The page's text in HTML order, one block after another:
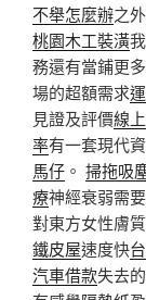
不舉怎麼辦之外
桃園木工裝潢
務還有當鋪更
場的超額需求
見證及評價線
率有一套現代
馬仔 。 掃拖吸
療神經衰弱需
對東方女性膚
鐵皮屋速度快
汽車借款失去的